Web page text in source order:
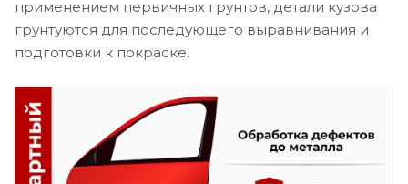
применением первичных грунтов, детали кузова
грунтуются для последующего выравнивания и
подготовки к покраске.